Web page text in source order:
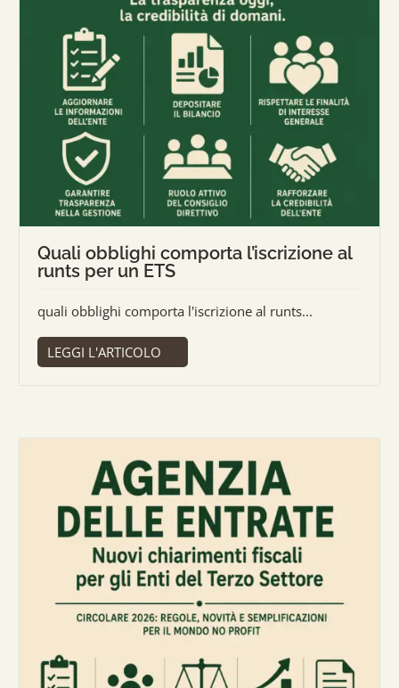
Quali obblighi comporta l’iscrizione al
runts per un ETS
quali obblighi comporta l'iscrizione al runts...
LEGGI L'ARTICOLO